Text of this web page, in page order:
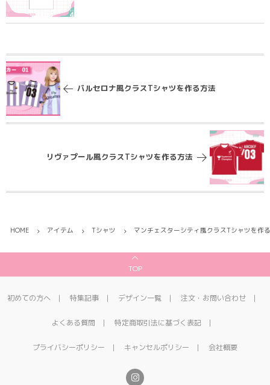
バルセロナ風クラスTシャツを作る方法
リヴァプール風クラスTシャツを作る方法
HOME アイテム Tシャツ マンチェスターシティ風クラスTシャツを作
TOP
初めての方へ 特集記事 デザイン一覧 注文・お問い合わせ
よくある質問 特定商取引法に基づく表記
プライバシーポリシー キャンセルポリシー 会社概要